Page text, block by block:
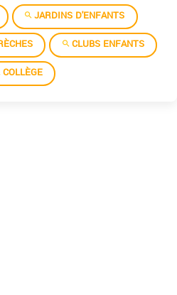
JARDINS D'ENFANTS
CLUBS ENFANTS
COLLÈGE